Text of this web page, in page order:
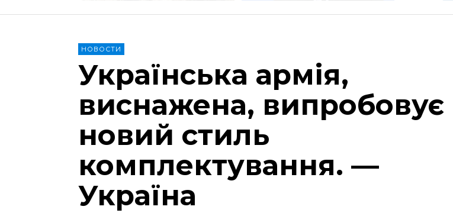
НОВОСТИ
Українська армія,
виснажена, випробовує
новий стиль
комплектування. —
Україна